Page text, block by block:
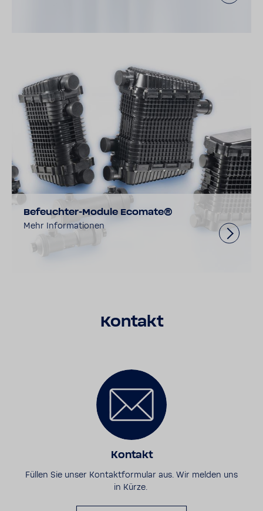
Befeuchter-Module Ecomate®
Mehr Informationen
Kontakt
Kontakt
Füllen Sie unser Kontaktformular aus. Wir melden uns
in Kürze.